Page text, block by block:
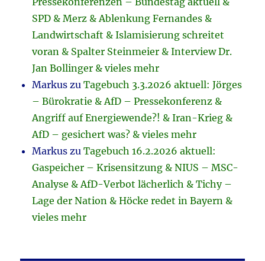
SPD & Merz & Ablenkung Fernandes &
Landwirtschaft & Islamisierung schreitet
voran & Spalter Steinmeier & Interview Dr.
Jan Bollinger & vieles mehr
Markus zuTagebuch 3.3.2026 aktuell: Jörges
– Bürokratie & AfD – Pressekonferenz &
Angriff auf Energiewende?! & Iran-Krieg &
AfD – gesichert was? & vieles mehr
Markus zuTagebuch 16.2.2026 aktuell:
Gaspeicher – Krisensitzung & NIUS – MSC-
Analyse & AfD-Verbot lächerlich & Tichy –
Lage der Nation & Höcke redet in Bayern &
vieles mehr